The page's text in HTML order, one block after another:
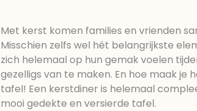
Met kerst komen families en vrienden
Misschien zelfs wel hét belangrijkste
zich helemaal op hun gemak voelen
gezelligs van te maken. En hoe maak
tafel! Een kerstdiner is helemaal
mooi gedekte en versierde tafel.